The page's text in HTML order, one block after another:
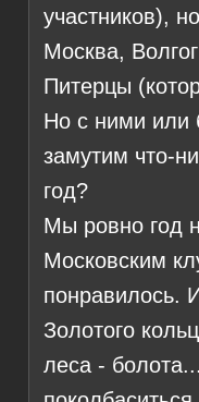
участников),
Москва,
Питерцы
Но с ними или
замутим что-
год?
Мы ровно год
Московским
понравилось.
Золотого
леса -